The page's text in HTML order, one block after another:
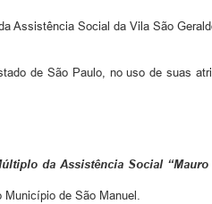
Assistência Social da Vila São
de São Paulo, no uso de suas
da Assistência Social “Mauro
Município de São Manuel.